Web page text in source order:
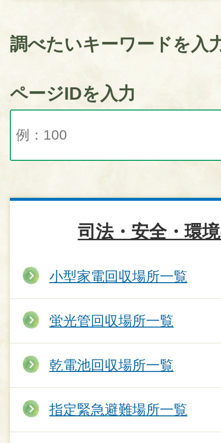
調べたいキーワードを入
ページIDを入力
司法・安全・環
小型家電回収場所一覧
蛍光管回収場所一覧
乾電池回収場所一覧
指定緊急避難場所一覧